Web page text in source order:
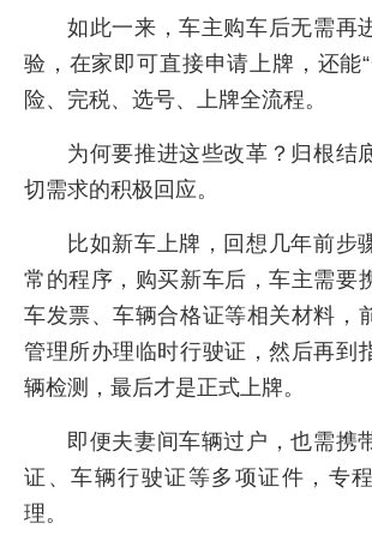
如此一来，车主购车后无需再
验，在家即可直接申请上牌，还能
险、完税、选号、上牌全流程。
为何要推进这些改革？归根结
切需求的积极回应。
比如新车上牌，回想几年前步
常的程序，购买新车后，车主需要
车发票、车辆合格证等相关材料，
管理所办理临时行驶证，然后再到
辆检测，最后才是正式上牌。
即便夫妻间车辆过户，也需携
证、车辆行驶证等多项证件，专
理。